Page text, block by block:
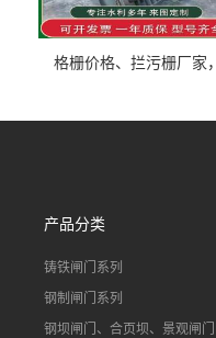
格栅价格、拦污栅厂家，
产品分类
铸铁闸门系列
钢制闸门系列
钢坝闸门、合页坝、景观闸门